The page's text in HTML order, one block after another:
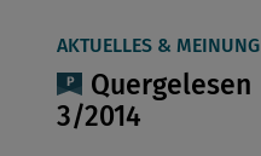
AKTUELLES & MEINUNG
Quergelesen
3/2014